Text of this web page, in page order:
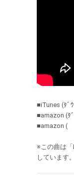
■iTunes (ﾀﾞ
■amazon (ﾀ
■amazon
※この曲は
しています